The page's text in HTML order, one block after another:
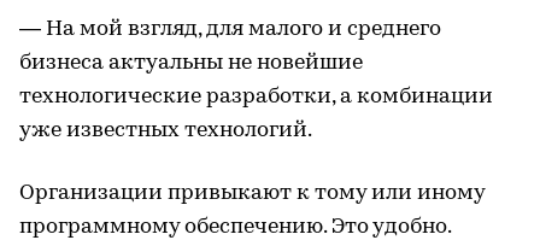
— На мой взгляд, для малого и среднего
бизнеса актуальны не новейшие
технологические разработки, а комбинации
уже известных технологий.
Организации привыкают к тому или иному
программному обеспечению. Это удобно.